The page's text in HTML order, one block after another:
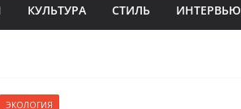
КУЛЬТУРА СТИЛЬ ИНТЕРВЬЮ
ЭКОЛОГИЯ